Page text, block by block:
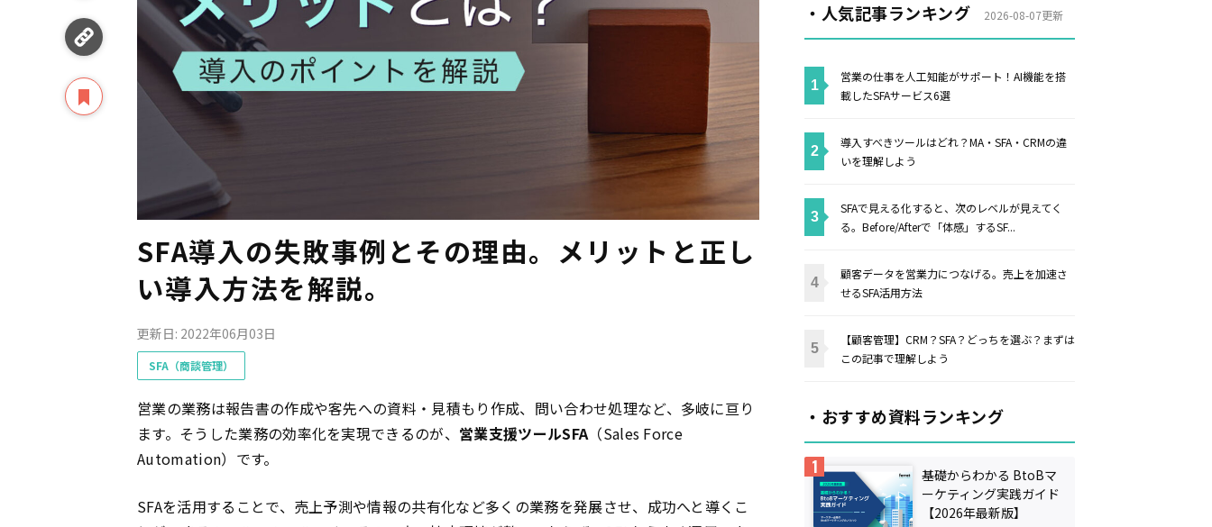
SFA導入の失敗事例とその理由。メリットと正し
い導入方法を解説。
更新日: 2022年06月03日
SFA（商談管理）
営業の業務は報告書の作成や客先への資料・見積もり作成、問い合わせ処理など、多岐に亘り
ます。そうした業務の効率化を実現できるのが、 営業支援ツールSFA（Sales Force
Automation）です。
SFAを活用することで、売上予測や情報の共有化など多くの業務を発展させ、成功へと導くこ
・人気記事ランキング 2026-08-07更新
営業の仕事を人工知能がサポート！AI機能を搭
載したSFAサービス6選
導入すべきツールはどれ？MA・SFA・CRMの違
いを理解しよう
SFAで見える化すると、次のレベルが見えてく
る。Before/Afterで「体感」するSF...
顧客データを営業力につなげる。売上を加速さ
せるSFA活用方法
【顧客管理】CRM？SFA？どっちを選ぶ？まずは
この記事で理解しよう
・おすすめ資料ランキング
基礎からわかる BtoBマ
ーケティング実践ガイド
【2026年最新版】